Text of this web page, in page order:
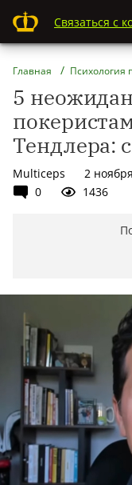
Связаться с
Главная Психология
5
Тендлера:
Multiceps
2
0
1436